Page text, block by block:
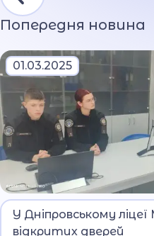
Попередня новина
01.03.2025
Профорієнтаційний
ліцеї безпекового
У Дніпровському
відкритих дверей